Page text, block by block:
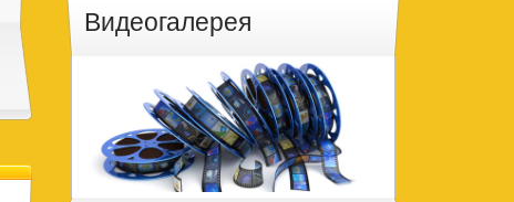
Видеогалерея